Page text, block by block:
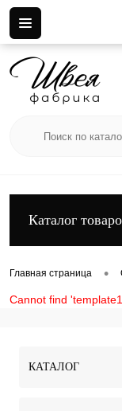
Каталог
Главная страница •
Cannot find
КАТАЛОГ